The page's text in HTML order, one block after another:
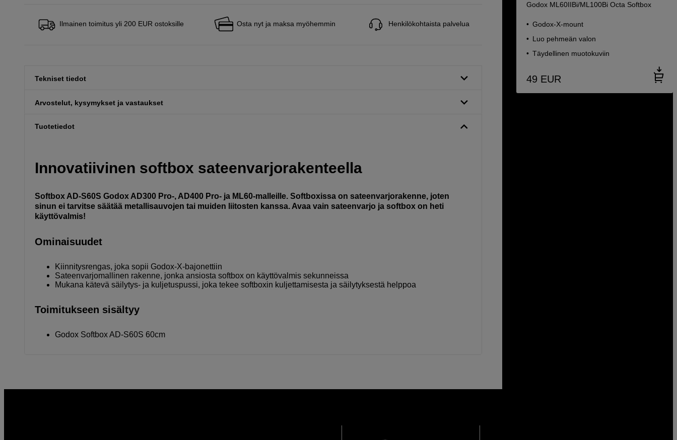
Ilmainen toimitus yli 200 EUR ostoksille Osta nyt ja maksa myöhemmin Henkilökohtaista palvelua
Tekniset tiedot
Arvostelut, kysymykset ja vastaukset
Tuotetiedot
Innovatiivinen softbox sateenvarjorakenteella
Softbox AD-S60S Godox AD300 Pro-, AD400 Pro- ja ML60-malleille. Softboxissa on sateenvarjorakenne, joten
sinun ei tarvitse säätää metallisauvojen tai muiden liitosten kanssa. Avaa vain sateenvarjo ja softbox on heti
käyttövalmis!
Ominaisuudet
Kiinnitysrengas, joka sopii Godox-X-bajonettiin
Sateenvarjomallinen rakenne, jonka ansiosta softbox on käyttövalmis sekunneissa
Mukana kätevä säilytys- ja kuljetuspussi, joka tekee softboxin kuljettamisesta ja säilytyksestä helppoa
Toimitukseen sisältyy
Godox Softbox AD-S60S 60cm
Godox ML60IIBi/ML100Bi Octa Softbox
Godox-X-mount
Luo pehmeän valon
Täydellinen muotokuviin
49 EUR